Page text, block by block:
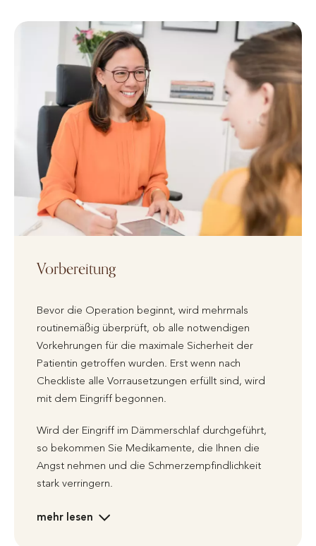
Vorbereitung
Bevor die Operation beginnt, wird mehrmals
routinemäßig überprüft, ob alle notwendigen
Vorkehrungen für die maximale Sicherheit der
Patientin getroffen wurden. Erst wenn nach
Checkliste alle Vorrausetzungen erfüllt sind, wird
mit dem Eingriff begonnen.
Wird der Eingriff im Dämmerschlaf durchgeführt,
so bekommen Sie Medikamente, die Ihnen die
Angst nehmen und die Schmerzempfindlichkeit
stark verringern.
mehr lesen